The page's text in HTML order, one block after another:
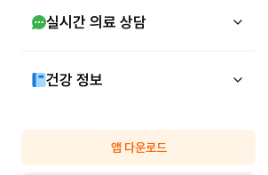
실시간 의료 상담
건강 정보
앱 다운로드